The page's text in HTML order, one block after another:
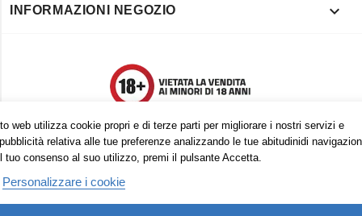
web utilizza cookie propri e di terze parti per migliorare i nostri servizi e
relativa alle tue preferenze analizzando le tue abitudinidi
tuo consenso al suo utilizzo, premi il pulsante Accetta.
Personalizzare i cookie
INFORMAZIONI NEGOZIO 